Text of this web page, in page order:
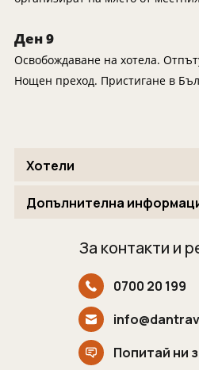
Ден 9
Освобождаване на хотела.
Нощен преход. Пристигане в
Хотели
Допълнителна
За контакти и
0700 20 199
Попитай ни